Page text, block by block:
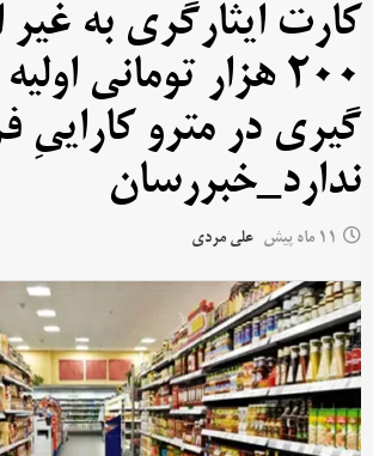
کارت ایثارگری به غیر
۲۰۰ هزار تومانی
گیری در مترو کاراییِ
ندارد_خبررسان
11 ماه پیش علی مردی